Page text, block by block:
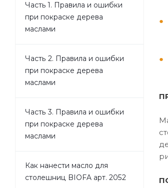
Часть 1. Правила и ошибки
при покраске дерева
маслами
Часть 2. Правила и ошибки
при покраске дерева
маслами
Часть 3. Правила и ошибки
при покраске дерева
маслами
Как нанести масло для
столешниц BIOFA арт. 2052